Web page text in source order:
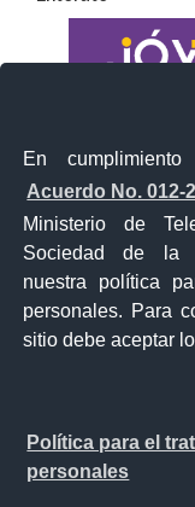
En
Acuerdo No. 012-
Ministerio de
Sociedad de la
nuestra política
personales. Para
sitio debe aceptar
Política para el
personales